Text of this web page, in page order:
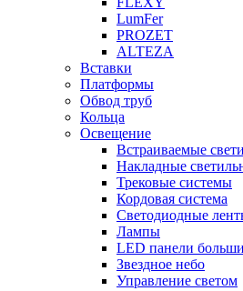
LumFer
PROZET
ALTEZA
Вставки
Платформы
Обвод труб
Кольца
Освещение
Встраиваемые
Накладные
Трековые системы
Кордовая система
Светодиодные
Лампы
LED панели
Звездное небо
Управление светом